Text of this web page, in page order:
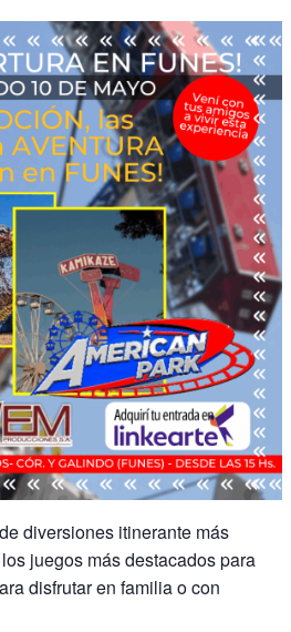
diversiones itinerante más
juegos más destacados para
disfrutar en familia o con